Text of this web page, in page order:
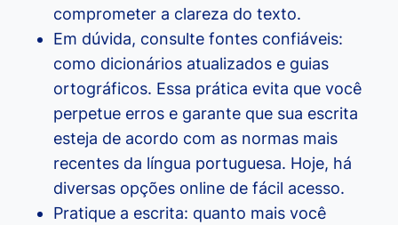
comprometer a clareza do texto.
Em dúvida, consulte fontes confiáveis:
como dicionários atualizados e guias
ortográficos. Essa prática evita que você
perpetue erros e garante que sua escrita
esteja de acordo com as normas mais
recentes da língua portuguesa. Hoje, há
diversas opções online de fácil acesso.
Pratique a escrita: quanto mais você